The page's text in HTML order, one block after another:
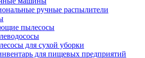
ручные распылители
пылесосы
для сухой уборки